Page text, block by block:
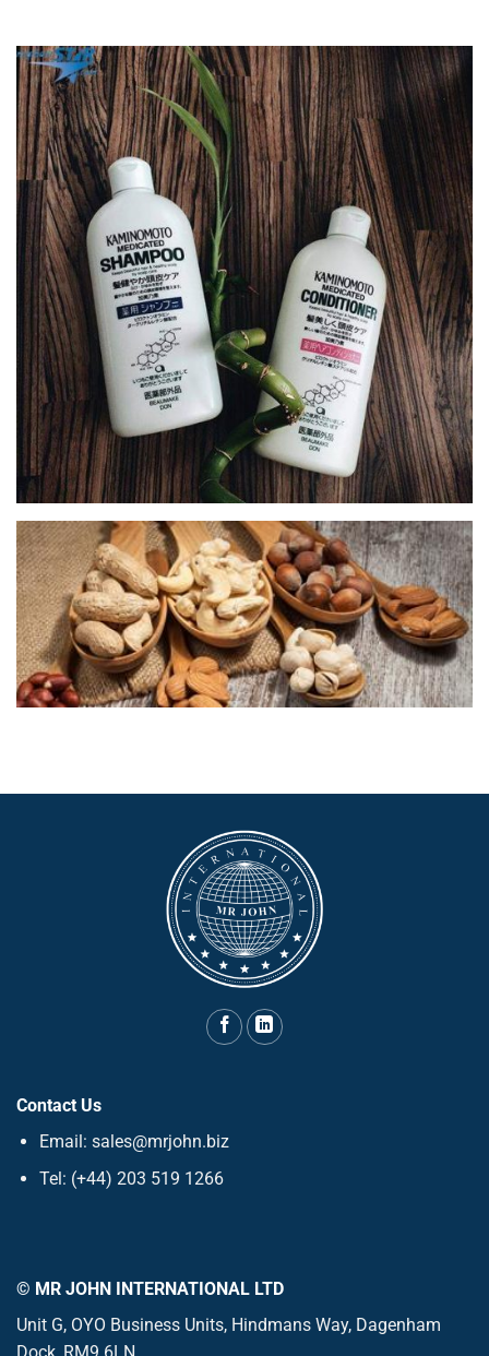
Contact Us
Email: sales@mrjohn.biz
Tel: (+44) 203 519 1266
© MR JOHN INTERNATIONAL LTD
Unit G, OYO Business Units, Hindmans Way, Dagenham